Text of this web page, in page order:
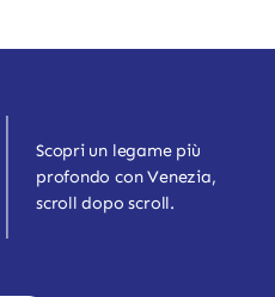
Scopri un legame più
profondo con Venezia,
scroll dopo scroll.